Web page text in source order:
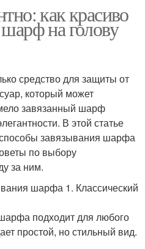
как красиво
на голову
средство для защиты от
который может
завязанный шарф
В этой статье
завязывания шарфа
по выбору
за ним.
шарфа 1. Классический
подходит для любого
простой, но стильный вид.